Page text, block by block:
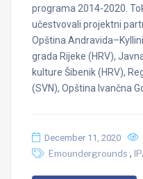
programa 2014-2020.
učestvovali projektni
Opština
grada Rijeke (HRV),
kulture Šibenik (HRV),
(SVN), Opština Ivančna
December 11, 2020
Emoundergrounds ,